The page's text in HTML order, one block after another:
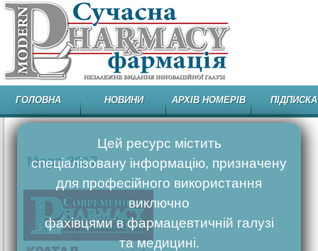
ГОЛОВНА НОВИНИ АРХІВ НОМЕРІВ ПІДПИСКА
Март 2017
Цей ресурс містить
спеціалізовану інформацію, призначену
для професійного використання
виключно
фахівцями в фармацевтичній галузі
та медицині.